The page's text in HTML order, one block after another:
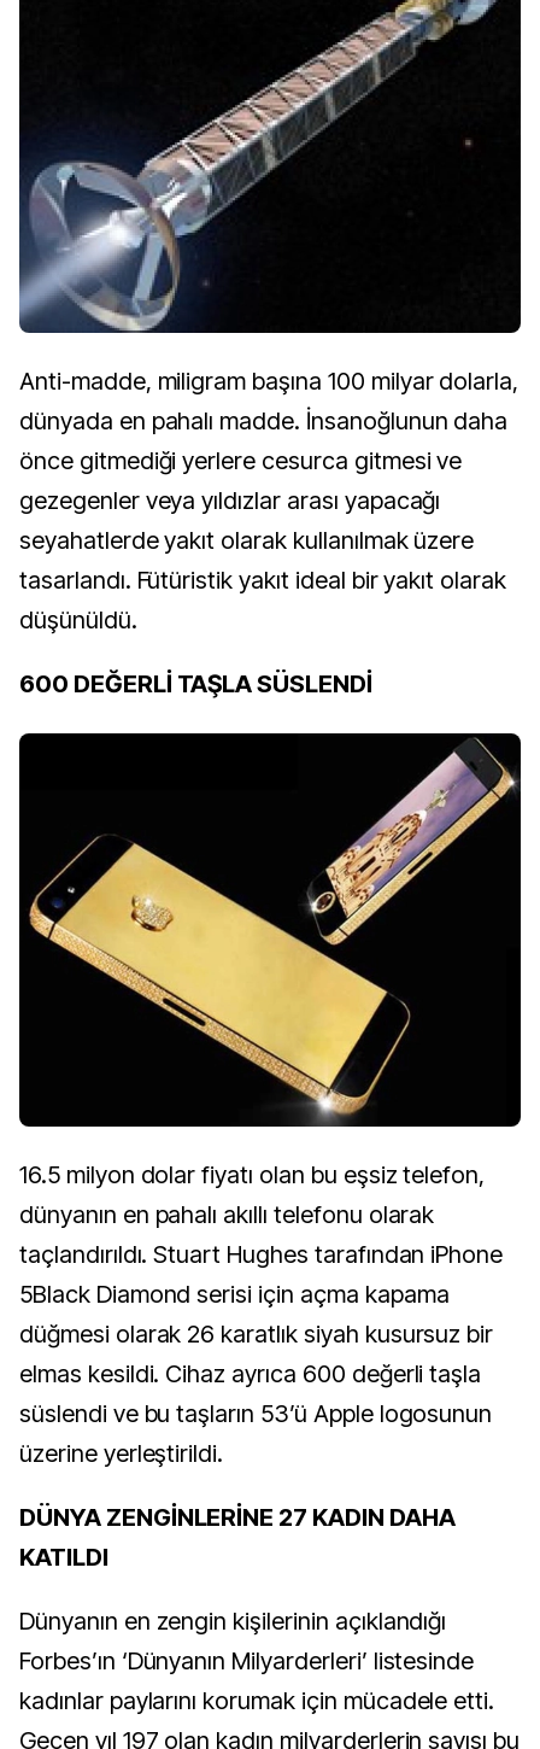
Anti-madde, miligram başına 100 milyar dolarla,
dünyada en pahalı madde. İnsanoğlunun daha
önce gitmediği yerlere cesurca gitmesi ve
gezegenler veya yıldızlar arası yapacağı
seyahatlerde yakıt olarak kullanılmak üzere
tasarlandı. Fütüristik yakıt ideal bir yakıt olarak
düşünüldü.
600 DEĞERLİ TAŞLA SÜSLENDİ
16.5 milyon dolar fiyatı olan bu eşsiz telefon,
dünyanın en pahalı akıllı telefonu olarak
taçlandırıldı. Stuart Hughes tarafından iPhone
5Black Diamond serisi için açma kapama
düğmesi olarak 26 karatlık siyah kusursuz bir
elmas kesildi. Cihaz ayrıca 600 değerli taşla
süslendi ve bu taşların 53’ü Apple logosunun
üzerine yerleştirildi.
DÜNYA ZENGİNLERİNE 27 KADIN DAHA
KATILDI
Dünyanın en zengin kişilerinin açıklandığı
Forbes’ın ‘Dünyanın Milyarderleri’ listesinde
kadınlar paylarını korumak için mücadele etti.
Geçen yıl 197 olan kadın milyarderlerin sayısı bu